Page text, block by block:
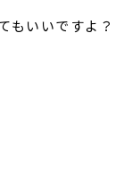
もいいですよ？